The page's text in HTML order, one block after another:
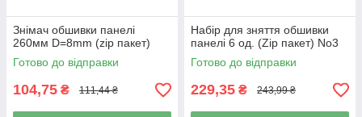
Знімач обшивки панелі
260мм D=8mm (zip пакет)
Готово до відправки
104,75 ₴ 111,44 ₴
Набір для зняття обшивки
панелі 6 од. (Zip пакет) No3
Готово до відправки
229,35 ₴ 243,99 ₴